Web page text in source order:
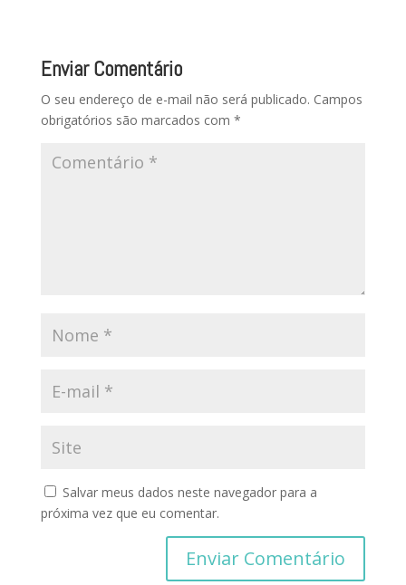
Enviar Comentário
O seu endereço de e-mail não será publicado. Campos
obrigatórios são marcados com *
Salvar meus dados neste navegador para a
próxima vez que eu comentar.